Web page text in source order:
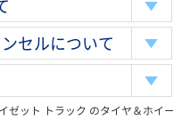
セルについて
ゼット トラック のタイヤ＆ホイー